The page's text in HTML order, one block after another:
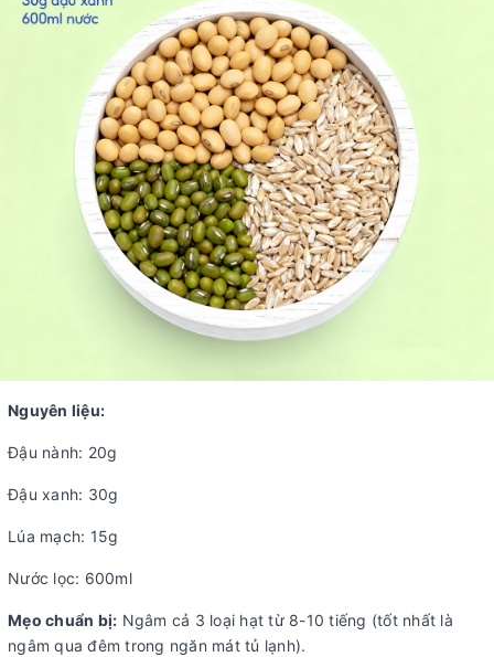
Nguyên liệu:
Đậu nành: 20g
Đậu xanh: 30g
Lúa mạch: 15g
Nước lọc: 600ml
Mẹo chuẩn bị: Ngâm cả 3 loại hạt từ 8-10 tiếng (tốt nhất là
ngâm qua đêm trong ngăn mát tủ lạnh).